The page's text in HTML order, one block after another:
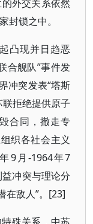
外交关系依然
封锁之中。
凸现并日趋恶
合舰队”事件发
冲突发表“塔斯
拒绝提供原子
合同，撤走专
织各社会主义
9月-1964年7
益冲突与理论分
在敌人”。[23]